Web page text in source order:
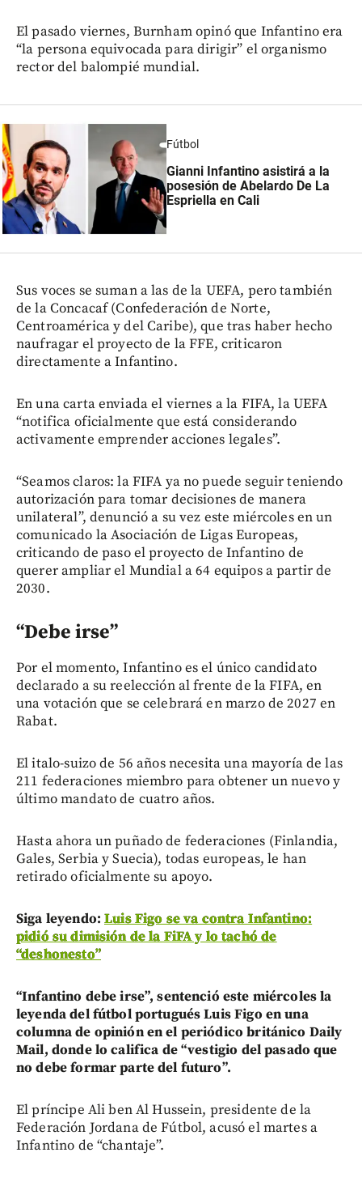
El pasado viernes, Burnham opinó que Infantino era
“la persona equivocada para dirigir” el organismo
rector del balompié mundial.
Fútbol
Gianni Infantino asistirá a la
posesión de Abelardo De La
Espriella en Cali
Sus voces se suman a las de la UEFA, pero también
de la Concacaf (Confederación de Norte,
Centroamérica y del Caribe), que tras haber hecho
naufragar el proyecto de la FFE, criticaron
directamente a Infantino.
En una carta enviada el viernes a la FIFA, la UEFA
“notifica oficialmente que está considerando
activamente emprender acciones legales”.
“Seamos claros: la FIFA ya no puede seguir teniendo
autorización para tomar decisiones de manera
unilateral”, denunció a su vez este miércoles en un
comunicado la Asociación de Ligas Europeas,
criticando de paso el proyecto de Infantino de
querer ampliar el Mundial a 64 equipos a partir de
2030.
“Debe irse”
Por el momento, Infantino es el único candidato
declarado a su reelección al frente de la FIFA, en
una votación que se celebrará en marzo de 2027 en
Rabat.
El italo-suizo de 56 años necesita una mayoría de las
211 federaciones miembro para obtener un nuevo y
último mandato de cuatro años.
Hasta ahora un puñado de federaciones (Finlandia,
Gales, Serbia y Suecia), todas europeas, le han
retirado oficialmente su apoyo.
Siga leyendo:Luis Figo se va contra Infantino:
pidió su dimisión de la FiFA y lo tachó de
“deshonesto”
“Infantino debe irse”, sentenció este miércoles la
leyenda del fútbol portugués Luis Figo en una
columna de opinión en el periódico británico Daily
Mail, donde lo califica de “vestigio del pasado que
no debe formar parte del futuro”.
El príncipe Ali ben Al Hussein, presidente de la
Federación Jordana de Fútbol, acusó el martes a
Infantino de “chantaje”.